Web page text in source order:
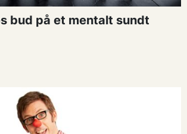
bud på et mentalt sundt